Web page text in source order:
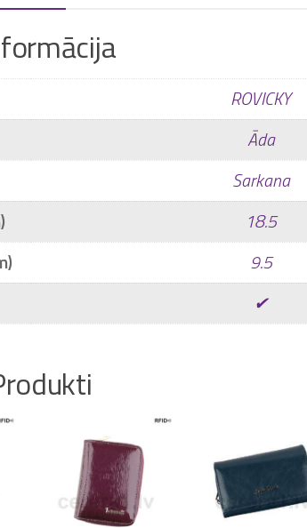
ROVICKY
Āda
Sarkana
18.5
9.5
✔